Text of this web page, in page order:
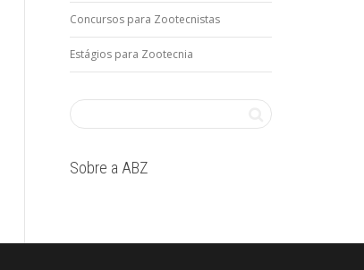
Concursos para Zootecnistas
Estágios para Zootecnia
Sobre a ABZ